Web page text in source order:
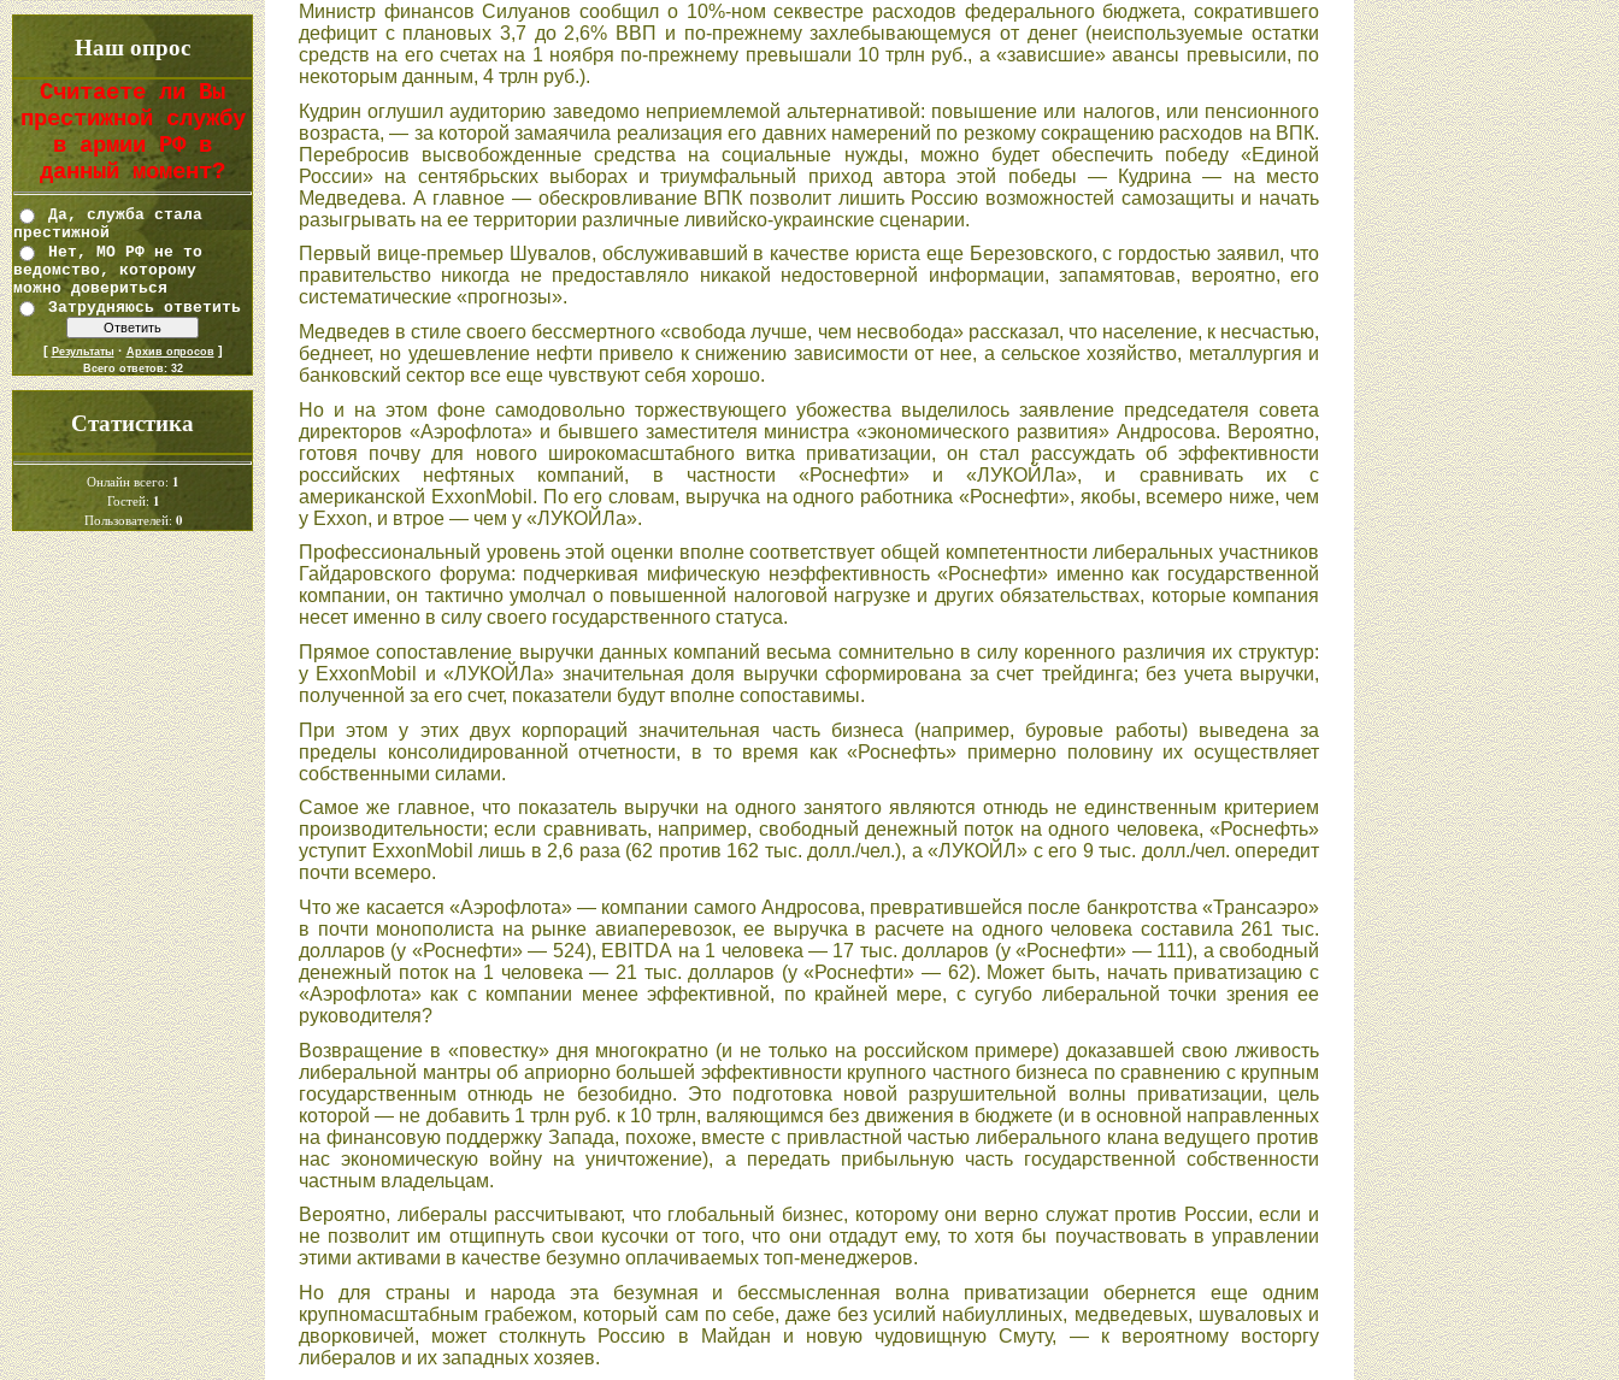
Наш опрос
Считаете ли Вы
престижной службу
в армии РФ в
данный момент?
Да, служба стала
престижной
Нет, МО РФ не то
ведомство, которому
можно довериться
Затрудняюсь ответить
[ Результаты· Архив опросов]
Всего ответов: 32
Статистика
Онлайн всего: 1
Гостей: 1
Пользователей: 0
Министр финансов Силуанов сообщил о 10%-ном секвестре расходов федерального бюджета, сократившего
дефицит с плановых 3,7 до 2,6% ВВП и по-прежнему захлебывающемуся от денег (неиспользуемые остатки
средств на его счетах на 1 ноября по-прежнему превышали 10 трлн руб., а «зависшие» авансы превысили, по
некоторым данным, 4 трлн руб.).
Кудрин оглушил аудиторию заведомо неприемлемой альтернативой: повышение или налогов, или пенсионного
возраста, — за которой замаячила реализация его давних намерений по резкому сокращению расходов на ВПК.
Перебросив высвобожденные средства на социальные нужды, можно будет обеспечить победу «Единой
России» на сентябрьских выборах и триумфальный приход автора этой победы — Кудрина — на место
Медведева. А главное — обескровливание ВПК позволит лишить Россию возможностей самозащиты и начать
разыгрывать на ее территории различные ливийско-украинские сценарии.
Первый вице-премьер Шувалов, обслуживавший в качестве юриста еще Березовского, с гордостью заявил, что
правительство никогда не предоставляло никакой недостоверной информации, запамятовав, вероятно, его
систематические «прогнозы».
Медведев в стиле своего бессмертного «свобода лучше, чем несвобода» рассказал, что население, к несчастью,
беднеет, но удешевление нефти привело к снижению зависимости от нее, а сельское хозяйство, металлургия и
банковский сектор все еще чувствуют себя хорошо.
Но и на этом фоне самодовольно торжествующего убожества выделилось заявление председателя совета
директоров «Аэрофлота» и бывшего заместителя министра «экономического развития» Андросова. Вероятно,
готовя почву для нового широкомасштабного витка приватизации, он стал рассуждать об эффективности
российских нефтяных компаний, в частности «Роснефти» и «ЛУКОЙЛа», и сравнивать их с
американской ExxonMobil. По его словам, выручка на одного работника «Роснефти», якобы, всемеро ниже, чем
у Exxon, и втрое — чем у «ЛУКОЙЛа».
Профессиональный уровень этой оценки вполне соответствует общей компетентности либеральных участников
Гайдаровского форума: подчеркивая мифическую неэффективность «Роснефти» именно как государственной
компании, он тактично умолчал о повышенной налоговой нагрузке и других обязательствах, которые компания
несет именно в силу своего государственного статуса.
Прямое сопоставление выручки данных компаний весьма сомнительно в силу коренного различия их структур:
у ExxonMobil и «ЛУКОЙЛа» значительная доля выручки сформирована за счет трейдинга; без учета выручки,
полученной за его счет, показатели будут вполне сопоставимы.
При этом у этих двух корпораций значительная часть бизнеса (например, буровые работы) выведена за
пределы консолидированной отчетности, в то время как «Роснефть» примерно половину их осуществляет
собственными силами.
Самое же главное, что показатель выручки на одного занятого являются отнюдь не единственным критерием
производительности; если сравнивать, например, свободный денежный поток на одного человека, «Роснефть»
уступит ExxonMobil лишь в 2,6 раза (62 против 162 тыс. долл./чел.), а «ЛУКОЙЛ» с его 9 тыс. долл./чел. опередит
почти всемеро.
Что же касается «Аэрофлота» — компании самого Андросова, превратившейся после банкротства «Трансаэро»
в почти монополиста на рынке авиаперевозок, ее выручка в расчете на одного человека составила 261 тыс.
долларов (у «Роснефти» — 524), EBITDA на 1 человека — 17 тыс. долларов (у «Роснефти» — 111), а свободный
денежный поток на 1 человека — 21 тыс. долларов (у «Роснефти» — 62). Может быть, начать приватизацию с
«Аэрофлота» как с компании менее эффективной, по крайней мере, с сугубо либеральной точки зрения ее
руководителя?
Возвращение в «повестку» дня многократно (и не только на российском примере) доказавшей свою лживость
либеральной мантры об априорно большей эффективности крупного частного бизнеса по сравнению с крупным
государственным отнюдь не безобидно. Это подготовка новой разрушительной волны приватизации, цель
которой — не добавить 1 трлн руб. к 10 трлн, валяющимся без движения в бюджете (и в основной направленных
на финансовую поддержку Запада, похоже, вместе с привластной частью либерального клана ведущего против
нас экономическую войну на уничтожение), а передать прибыльную часть государственной собственности
частным владельцам.
Вероятно, либералы рассчитывают, что глобальный бизнес, которому они верно служат против России, если и
не позволит им отщипнуть свои кусочки от того, что они отдадут ему, то хотя бы поучаствовать в управлении
этими активами в качестве безумно оплачиваемых топ-менеджеров.
Но для страны и народа эта безумная и бессмысленная волна приватизации обернется еще одним
крупномасштабным грабежом, который сам по себе, даже без усилий набиуллиных, медведевых, шуваловых и
дворковичей, может столкнуть Россию в Майдан и новую чудовищную Смуту, — к вероятному восторгу
либералов и их западных хозяев.